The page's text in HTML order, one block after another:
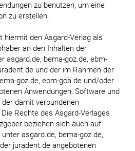
zu benutzen, um eine
zu erstellen.
hiermit den Asgard-Verlag als
an den Inhalten der
asgard.de, bema-goz.de, ebm-
und der im Rahmen der
goz.de, ebm-goä.de und/oder
Anwendungen, Software und
der damit verbundenen
Rechte des Asgard-Verlages
beziehen sich auch auf
asgard.de, bema-goz.de,
juradent.de angebotenen